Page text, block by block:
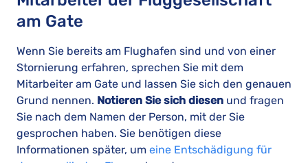
am Gate
Wenn Sie bereits am Flughafen sind und von einer
Stornierung erfahren, sprechen Sie mit dem
Mitarbeiter am Gate und lassen Sie sich den genauen
Grund nennen. Notieren Sie sich diesen und fragen
Sie nach dem Namen der Person, mit der Sie
gesprochen haben. Sie benötigen diese
Informationen später, um eine Entschädigung für